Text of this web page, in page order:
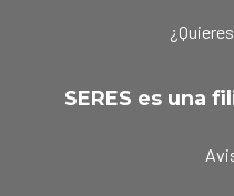
SERES es una